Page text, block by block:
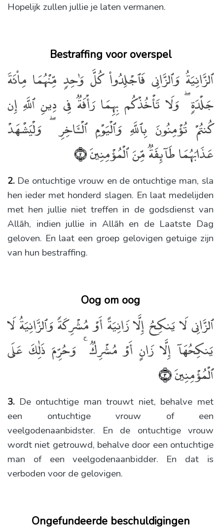
Hopelijk zullen jullie je laten vermanen.
Bestraffing voor overspel
2. De ontuchtige vrouw en de ontuchtige man, sla
hen ieder met honderd slagen. En laat medelijden
met hen jullie niet treffen in de godsdienst van
Allāh, indien jullie in Allāh en de Laatste Dag
geloven. En laat een groep gelovigen getuige zijn
van hun bestraffing.
ٱلزَّانِيَةُ وَٱلزَّانِى فَٱجْلِدُوا۟ كُلَّ وَٰحِدٍۢ مِّنْهُمَا مِا۟ئَةَ
جَلْدَةٍۢ ۖ وَلَا تَأْخُذْكُم بِهِمَا رَأْفَةٌۭ فِى دِينِ ٱللَّهِ إِن
كُنتُمْ تُؤْمِنُونَ بِٱللَّهِ وَٱلْيَوْمِ ٱلْـَٔاخِرِ ۖ وَلْيَشْهَدْ
عَذَابَهُمَا طَآئِفَةٌۭ مِّنَ ٱلْمُؤْمِنِينَ﴿٢﴾
Oog om oog
3. De ontuchtige man trouwt niet, behalve met
een ontuchtige vrouw of een
veelgodenaanbidster. En de ontuchtige vrouw
wordt niet getrouwd, behalve door een ontuchtige
man of een veelgodenaanbidder. En dat is
verboden voor de gelovigen.
ٱلزَّانِى لَا يَنكِحُ إِلَّا زَانِيَةً أَوْ مُشْرِكَةًۭ وَٱلزَّانِيَةُ لَا
يَنكِحُهَآ إِلَّا زَانٍ أَوْ مُشْرِكٌۭ ۚ وَحُرِّمَ ذَٰلِكَ عَلَى
ٱلْمُؤْمِنِينَ﴿٣﴾
Ongefundeerde beschuldigingen